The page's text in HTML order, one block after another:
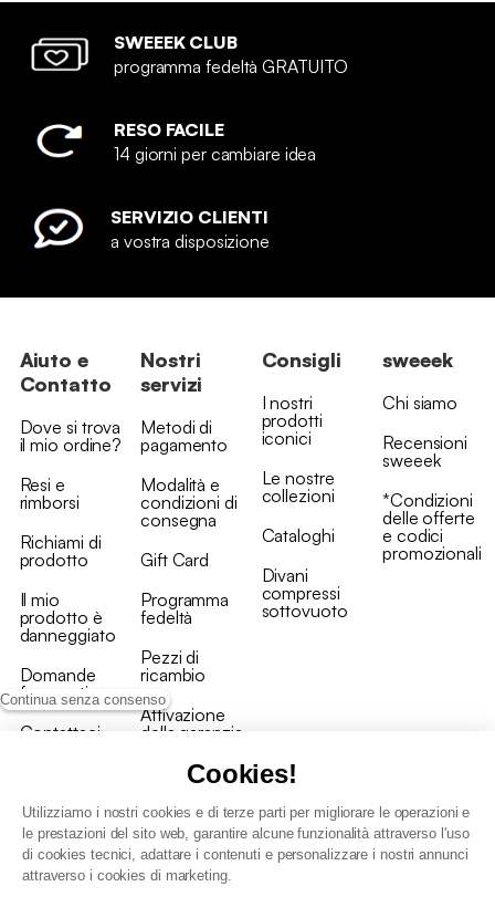
Continua senza consenso
Cookies!
Utilizziamo i nostri cookies e di terze parti per migliorare le operazioni e
le prestazioni del sito web, garantire alcune funzionalità attraverso l'uso
di cookies tecnici, adattare i contenuti e personalizzare i nostri annunci
attraverso i cookies di marketing.
SWEEEK CLUB
programma fedeltà GRATUITO
RESO FACILE
14 giorni per cambiare idea
SERVIZIO CLIENTI
a vostra disposizione
Aiuto e
Contatto
Dove si trova
il mio ordine?
Resi e
rimborsi
Richiami di
prodotto
Il mio
prodotto è
danneggiato
Domande
frequenti
Contattaci
Nostri
servizi
Metodi di
pagamento
Modalità e
condizioni di
consegna
Gift Card
Programma
fedeltà
Pezzi di
ricambio
Attivazione
della garanzia
Consigli
I nostri
prodotti
iconici
Le nostre
collezioni
Cataloghi
Divani
compressi
sottovuoto
sweeek
Chi siamo
Recensioni
sweeek
*Condizioni
delle offerte
e codici
promozionali
Condizioni generali vendita